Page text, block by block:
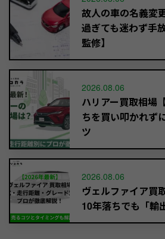
故人の車の名義変
過ぎても迷わず手
監修】
2026.08.06
ハリアー買取相場
ちを買い叩かれず
ツ
2026.08.06
ヴェルファイア買
10年落ちでも「輸